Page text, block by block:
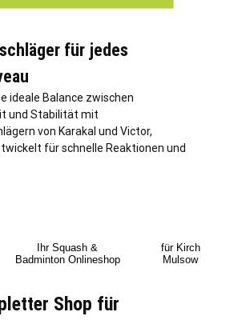
für jedes
ideale Balance zwischen
und Stabilität mit
von Karakal und Victor,
für schnelle Reaktionen und
Ihr Squash &
Badminton Onlineshop
für Kirch
Mulsow
Shop für